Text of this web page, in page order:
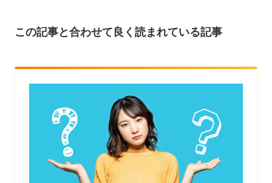
この記事と合わせて良く読まれている記事